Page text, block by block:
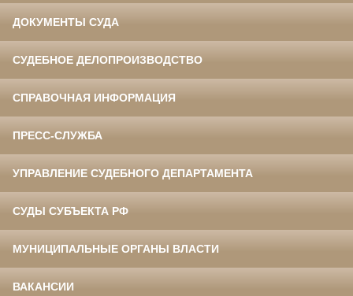
ДОКУМЕНТЫ СУДА
СУДЕБНОЕ ДЕЛОПРОИЗВОДСТВО
СПРАВОЧНАЯ ИНФОРМАЦИЯ
ПРЕСС-СЛУЖБА
УПРАВЛЕНИЕ СУДЕБНОГО ДЕПАРТАМЕНТА
СУДЫ СУБЪЕКТА РФ
МУНИЦИПАЛЬНЫЕ ОРГАНЫ ВЛАСТИ
ВАКАНСИИ